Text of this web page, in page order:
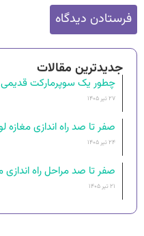
جدیدترین مقالات
چطور یک سوپرمارکت قدیمی
۲۷ تیر ۱۴۰۵
صفر تا صد راه اندازی مغازه
۲۴ تیر ۱۴۰۵
صفر تا صد مراحل راه‌ اندازی
۲۱ تیر ۱۴۰۵